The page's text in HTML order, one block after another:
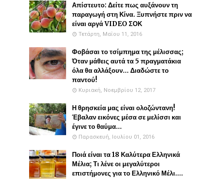
Απίστευτο: Δείτε πως αυξάνουν τη
παραγωγή στη Κίνα. Ξυπνήστε πριν να
είναι αργά VIDEO ΣΟΚ
Τετάρτη, Μαΐου 11, 2016
Φοβάσαι το τσίμπημα της μέλισσας;
Όταν μάθεις αυτά τα 5 πραγματάκια
όλα θα αλλάξουν... Διαδώστε το
παντού!
Κυριακή, Νοεμβρίου 12, 2017
Η θρησκεία μας είναι ολοζώντανη!
Έβαλαν εικόνες μέσα σε μελίσσι και
έγινε το θαύμα...
Παρασκευή, Ιουλίου 01, 2016
Ποιά είναι τα 18 Καλύτερα Ελληνικά
Μέλια; Τι λένε οι μεγαλύτεροι
επιστήμονες για το Ελληνικό Μέλι....